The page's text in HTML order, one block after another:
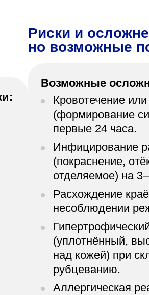
Риски и
но возможные
Возможные
Кровотечение
(формирование
первые 24 часа.
Инфицирование
(покраснение,
отделяемое) на
Расхождение
несоблюдении
(уплотнённый,
над кожей) при
рубцеванию.
Аллергическая